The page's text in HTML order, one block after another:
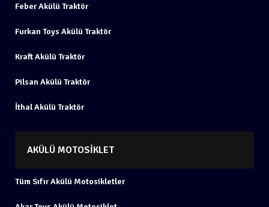
Feber Akülü Traktör
Furkan Toys Akülü Traktör
Kraft Akülü Traktör
Pilsan Akülü Traktör
İthal Akülü Traktör
AKÜLÜ MOTOSIKLET
Tüm Sıfır Akülü Motosikletler